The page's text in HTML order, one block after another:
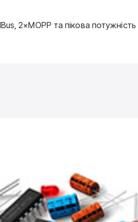
2×MOPP та пікова потужність